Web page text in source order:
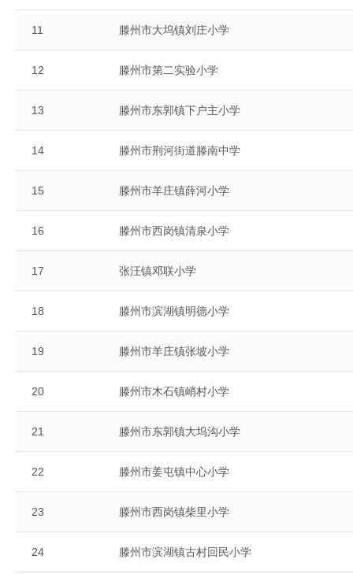
11 滕州市大坞镇刘庄小学
12 滕州市第二实验小学
13 滕州市东郭镇下户主小学
14 滕州市荆河街道滕南中学
15 滕州市羊庄镇薛河小学
16 滕州市西岗镇清泉小学
17 张汪镇邓联小学
18 滕州市滨湖镇明德小学
19 滕州市羊庄镇张坡小学
20 滕州市木石镇峭村小学
21 滕州市东郭镇大坞沟小学
22 滕州市姜屯镇中心小学
23 滕州市西岗镇柴里小学
24 滕州市滨湖镇古村回民小学